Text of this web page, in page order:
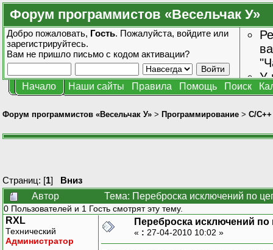
Форум программистов «Весельчак У»
Добро пожаловать, Гость. Пожалуйста, войдите или
зарегистрируйтесь.
Вам не пришло письмо с кодом активации?
У
Начало Наши сайты Правила Помощь Поиск
Форум программистов «Весельчак У» > Программирование > C/C++
Страниц: [1] Вниз
Автор
Тема: Переброска исключений по
0 Пользователей и 1 Гость смотрят эту тему.
RXL
Технический
Администратор
Переброска исключений по
« : 27-04-2010 10:02 »